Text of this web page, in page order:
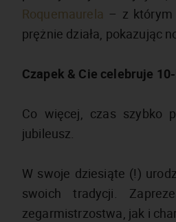
Roquemaurela – z którym
prężnie działa, pokazując
Czapek & Cie celebruje
Co więcej, czas szybko
jubileusz.
W swoje dziesiąte (!)
swoich tradycji.
zegarmistrzostwa, jak i